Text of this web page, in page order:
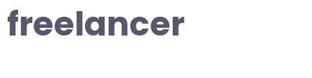
freelancer